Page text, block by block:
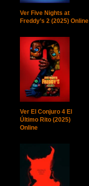
Ver Five Nights at
Freddy’s 2 (2025) Online
Ver El Conjuro 4 El
Último Rito (2025)
Online